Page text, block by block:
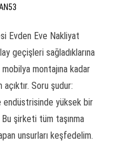
Evden Eve Nakliyat
geçişleri sağladıklarına
montajına kadar
Soru şudur:
endüstrisinde yüksek bir
şirketi tüm taşınma
unsurları keşfedelim.